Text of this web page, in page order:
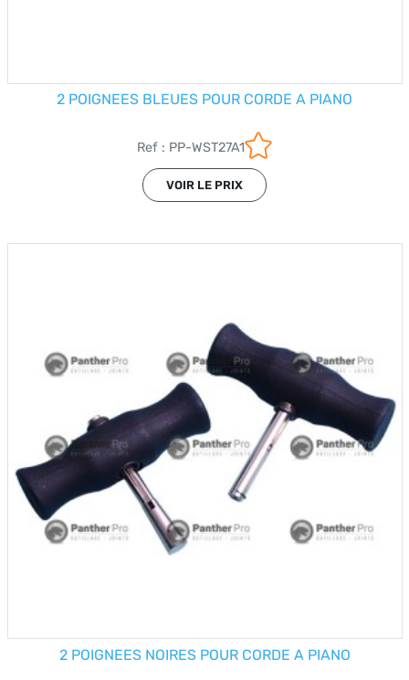
2 POIGNEES BLEUES POUR CORDE A PIANO
Ref : PP-WST27A1
VOIR LE PRIX
2 POIGNEES NOIRES POUR CORDE A PIANO